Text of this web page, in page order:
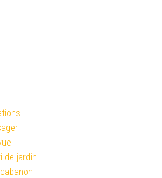
de jardin